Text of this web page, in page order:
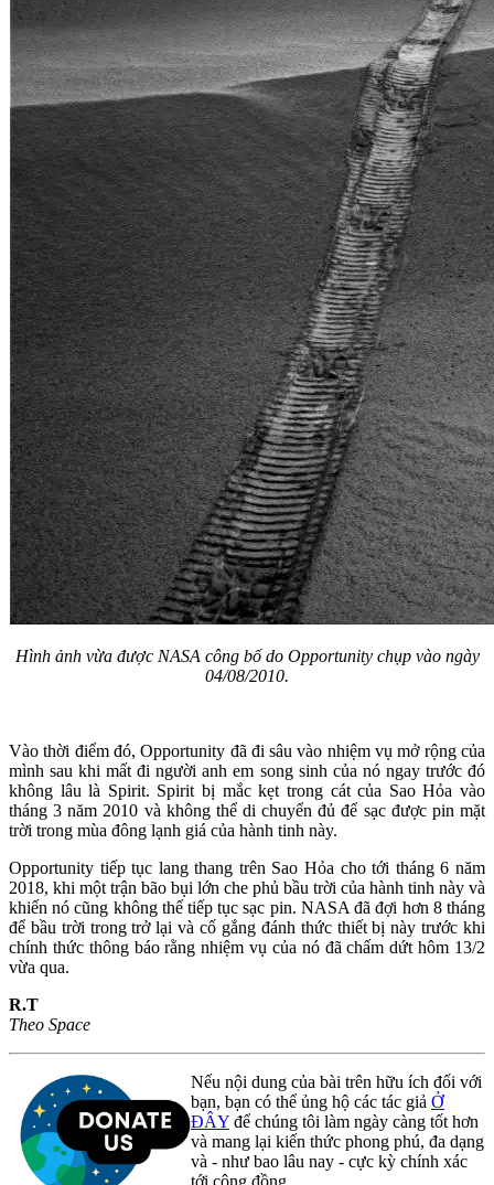
Hình ảnh vừa được NASA công bố do Opportunity chụp vào ngày
04/08/2010.
Vào thời điểm đó, Opportunity đã đi sâu vào nhiệm vụ mở rộng của
mình sau khi mất đi người anh em song sinh của nó ngay trước đó
không lâu là Spirit. Spirit bị mắc kẹt trong cát của Sao Hỏa vào
tháng 3 năm 2010 và không thể di chuyển đủ để sạc được pin mặt
trời trong mùa đông lạnh giá của hành tinh này.
Opportunity tiếp tục lang thang trên Sao Hỏa cho tới tháng 6 năm
2018, khi một trận bão bụi lớn che phủ bầu trời của hành tinh này và
khiến nó cũng không thể tiếp tục sạc pin. NASA đã đợi hơn 8 tháng
để bầu trời trong trở lại và cố gắng đánh thức thiết bị này trước khi
chính thức thông báo rằng nhiệm vụ của nó đã chấm dứt hôm 13/2
vừa qua.
R.T
Theo Space
Nếu nội dung của bài trên hữu ích đối với
bạn, bạn có thể ủng hộ các tác giả Ở
ĐÂY để chúng tôi làm ngày càng tốt hơn
và mang lại kiến thức phong phú, đa dạng
và - như bao lâu nay - cực kỳ chính xác
tới cộng đồng.